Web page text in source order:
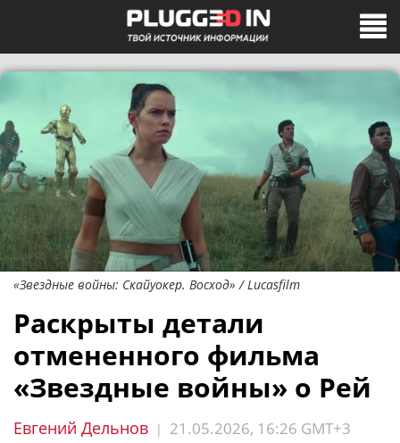
«Звездные войны: Скайуокер. Восход» / Lucasfilm
Раскрыты детали
отмененного фильма
«Звездные войны» о Рей
Евгений Дельнов | 21.05.2026, 16:26 GMT+3